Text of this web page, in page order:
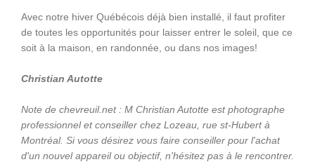
Avec notre hiver Québécois déjà bien installé, il faut profiter
de toutes les opportunités pour laisser entrer le soleil, que ce
soit à la maison, en randonnée, ou dans nos images!
Christian Autotte
Note de chevreuil.net : M Christian Autotte est photographe
professionnel et conseiller chez Lozeau, rue st-Hubert à
Montréal. Si vous désirez vous faire conseiller pour l'achat
d'un nouvel appareil ou objectif, n'hésitez pas à le rencontrer.